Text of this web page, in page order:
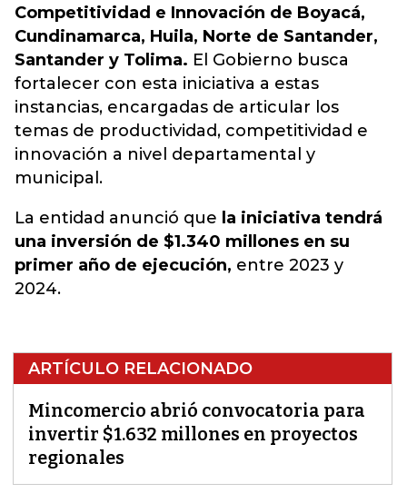
Competitividad e Innovación de Boyacá,
Cundinamarca, Huila, Norte de Santander,
Santander y Tolima. El Gobierno busca
fortalecer con esta iniciativa a estas
instancias, encargadas de articular los
temas de productividad, competitividad e
innovación a nivel departamental y
municipal.
La entidad anunció que la iniciativa tendrá
una inversión de $1.340 millones en su
primer año de ejecución, entre 2023 y
2024.
ARTÍCULO RELACIONADO
Mincomercio abrió convocatoria para
invertir $1.632 millones en proyectos
regionales